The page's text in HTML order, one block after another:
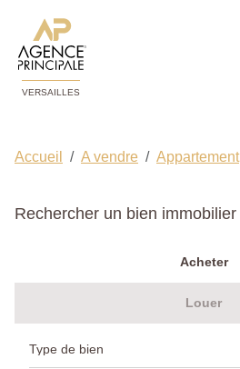
VERSAILLES
Accueil A vendre Appartement
Rechercher un bien immobilier
Acheter
Louer